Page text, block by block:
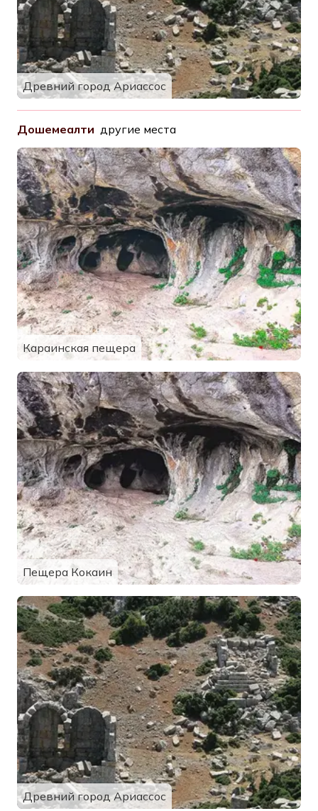
Древний город Ариассос
Дошемеалти другие места
Караинская пещера
Пещера Кокаин
Древний город Ариассос